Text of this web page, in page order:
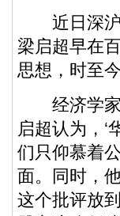
近日深沪
梁启超早在
思想，时至
经济学家
启超认为，‘
们只仰慕着
面。同时，
这个批评放